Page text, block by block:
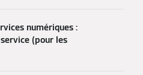
numériques :
(pour les